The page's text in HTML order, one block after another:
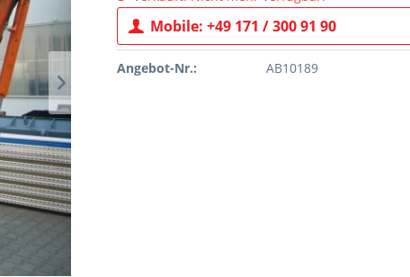
Mobile: +49 171 / 300 91 90
Angebot-Nr.: AB10189